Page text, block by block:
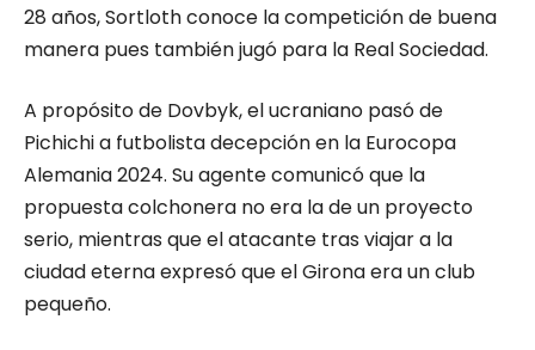
28 años, Sortloth conoce la competición de buena
manera pues también jugó para la Real Sociedad.
A propósito de Dovbyk, el ucraniano pasó de
Pichichi a futbolista decepción en la Eurocopa
Alemania 2024. Su agente comunicó que la
propuesta colchonera no era la de un proyecto
serio, mientras que el atacante tras viajar a la
ciudad eterna expresó que el Girona era un club
pequeño.